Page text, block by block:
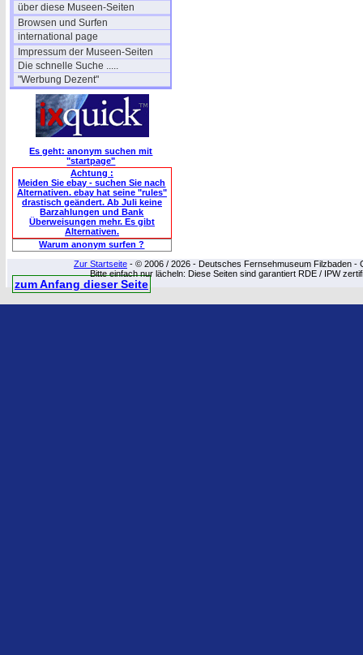
über diese Museen-Seiten
Browsen und Surfen
international page
Impressum der Museen-Seiten
Die schnelle Suche .....
"Werbung Dezent"
Es geht: anonym suchen mit
"startpage"
Achtung :
Meiden Sie ebay - suchen Sie nach
Alternativen. ebay hat seine "rules"
drastisch geändert. Ab Juli keine
Barzahlungen und Bank
Überweisungen mehr. Es gibt
Alternativen.
Warum anonym surfen ?
Zur Startseite - © 2006 / 2026 - Deutsches Fernsehmuseum Filzbaden -
Bitte einfach nur lächeln: Diese Seiten sind garantiert RDE / IPW
zum Anfang dieser Seite